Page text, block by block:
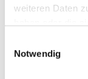
weiteren Daten
Notwendig